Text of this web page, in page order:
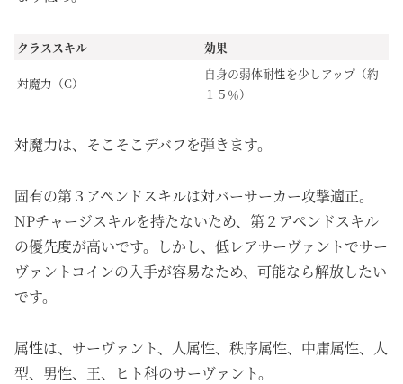
クラススキル 効果
対魔力（C）
自身の弱体耐性を少しアップ（約
１５％）
対魔力は、そこそこデバフを弾きます。
固有の第３アペンドスキルは対バーサーカー攻撃適正。
NPチャージスキルを持たないため、第２アペンドスキル
の優先度が高いです。しかし、低レアサーヴァントでサー
ヴァントコインの入手が容易なため、可能なら解放したい
です。
属性は、サーヴァント、人属性、秩序属性、中庸属性、人
型、男性、王、ヒト科のサーヴァント。